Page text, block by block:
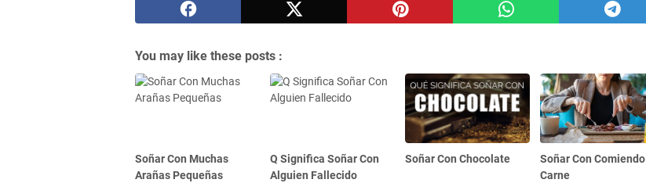
You may like these posts :
Soñar Con Muchas
Arañas Pequeñas
Q Significa Soñar Con
Alguien Fallecido
Soñar Con Chocolate
Soñar Con Comiendo
Carne